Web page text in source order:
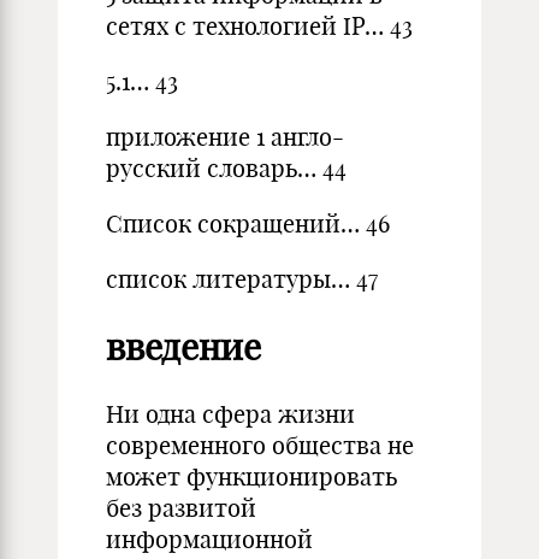
сетях с технологией IP… 43
5.1… 43
приложение 1 англо-
русский словарь… 44
Список сокращений… 46
список литературы… 47
введение
Ни одна сфера жизни
современного общества не
может функционировать
без развитой
информационной